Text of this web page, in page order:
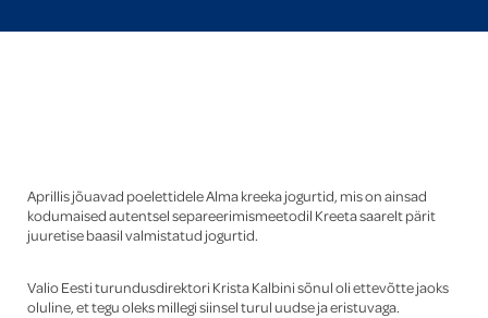
Global
Aprillis jõuavad poelettidele Alma kreeka jogurtid, mis on ainsad
kodumaised autentsel separeerimismeetodil Kreeta saarelt pärit
juuretise baasil valmistatud jogurtid.
Valio Eesti turundusdirektori Krista Kalbini sõnul oli ettevõtte jaoks
oluline, et tegu oleks millegi siinsel turul uudse ja eristuvaga.